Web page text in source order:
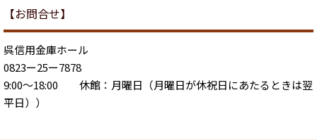
【お問合せ】
呉信用金庫ホール
0823ー25ー7878
9:00～18:00 休館：月曜日（月曜日が休祝日にあたるときは翌
平日））